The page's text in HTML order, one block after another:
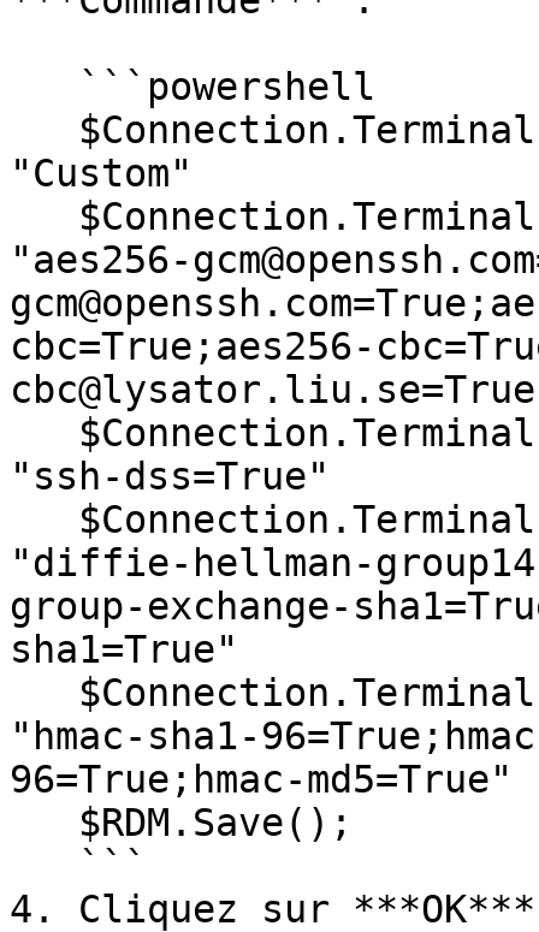
"Custom"
"aes256-
cbc=True;aes256-
"ssh-dss=True"
"diffie-hellman-
group-exchange-
sha1=True"
"hmac-sha1-
96=True;hmac-md5=True"
4. Cliquez sur